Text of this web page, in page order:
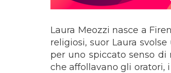
Laura Meozzi nasce a
religiosi, suor Laura
per uno spiccato senso
che affollavano gli oratori,